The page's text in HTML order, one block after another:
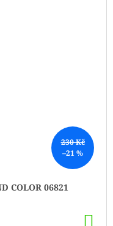
230 Kč
–21 %
COLOR 06821